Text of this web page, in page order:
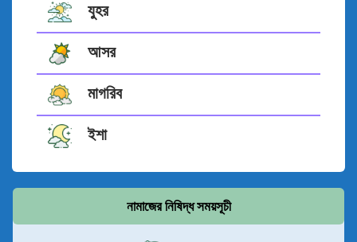
যুহর
আসর
মাগরিব
ইশা
নামাজের নিষিদ্ধ সময়সূচী